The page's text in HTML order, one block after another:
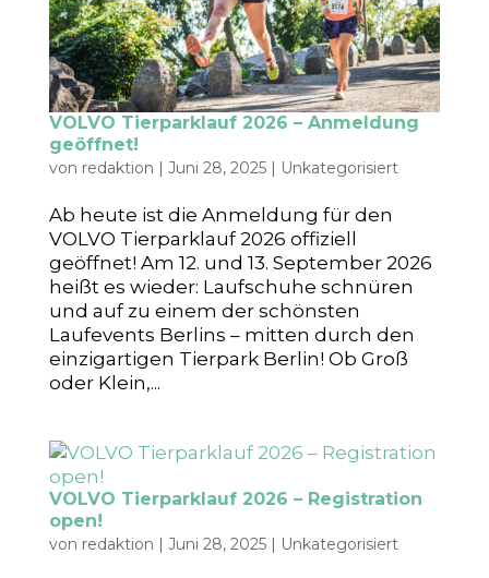
VOLVO Tierparklauf 2026 – Anmeldung
geöffnet!
von redaktion | Juni 28, 2025| Unkategorisiert
Ab heute ist die Anmeldung für den
VOLVO Tierparklauf 2026 offiziell
geöffnet! Am 12. und 13. September 2026
heißt es wieder: Laufschuhe schnüren
und auf zu einem der schönsten
Laufevents Berlins – mitten durch den
einzigartigen Tierpark Berlin! Ob Groß
oder Klein,...
VOLVO Tierparklauf 2026 – Registration
open!
von redaktion | Juni 28, 2025| Unkategorisiert